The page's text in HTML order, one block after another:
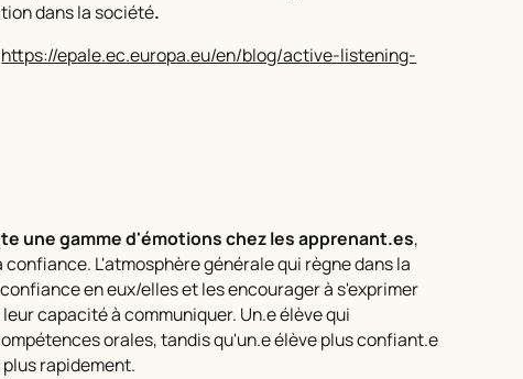
dans la société.
https://epale.ec.europa.eu/en/blog/active-listening-
une gamme d'émotions chez les apprenant.es,
L'atmosphère générale qui règne dans la
en eux/elles et les encourager à s'exprimer
capacité à communiquer. Un.e élève qui
orales, tandis qu'un.e élève plus confiant.e
rapidement.